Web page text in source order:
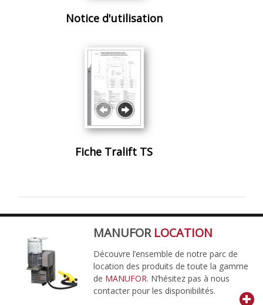
Notice d'utilisation
Fiche Tralift TS
MANUFOR LOCATION
Découvre l’ensemble de notre parc de
location des produits de toute la gamme
de MANUFOR. N’hésitez pas à nous
contacter pour les disponibilités.